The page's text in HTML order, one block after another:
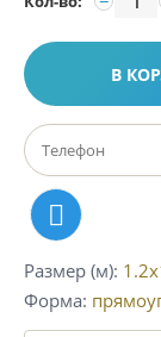
В
Размер (м)
Форма